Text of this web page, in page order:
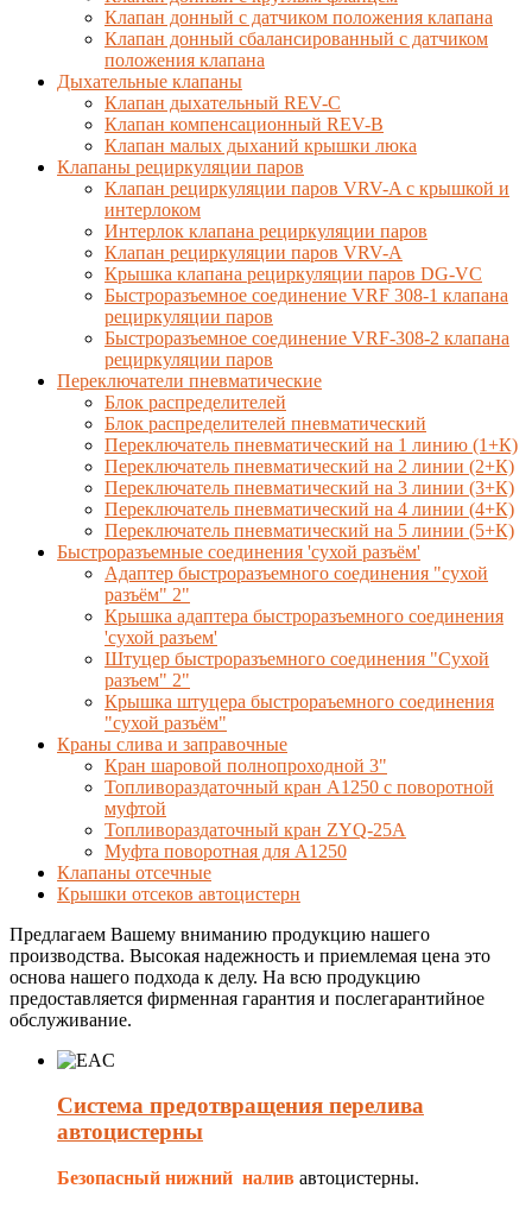
Клапан донный с датчиком положения клапана
Клапан донный сбалансированный с датчиком
положения клапана
Дыхательные клапаны
Клапан дыхательный REV-C
Клапан компенсационный REV-B
Клапан малых дыханий крышки люка
Клапаны рециркуляции паров
Клапан рециркуляции паров VRV-A с крышкой и
интерлоком
Интерлок клапана рециркуляции паров
Клапан рециркуляции паров VRV-A
Крышка клапана рециркуляции паров DG-VC
Быстроразъемное соединение VRF 308-1 клапана
рециркуляции паров
Быстроразъемное соединение VRF-308-2 клапана
рециркуляции паров
Переключатели пневматические
Блок распределителей
Блок распределителей пневматический
Переключатель пневматический на 1 линию (1+К)
Переключатель пневматический на 2 линии (2+К)
Переключатель пневматический на 3 линии (3+К)
Переключатель пневматический на 4 линии (4+К)
Переключатель пневматический на 5 линии (5+К)
Быстроразъемные соединения 'сухой разъём'
Адаптер быстроразъемного соединения "сухой
разъём" 2"
Крышка адаптера быстроразъемного соединения
'сухой разъем'
Штуцер быстроразъемного соединения "Сухой
разъем" 2"
Крышка штуцера быстрораъемного соединения
"сухой разъём"
Краны слива и заправочные
Кран шаровой полнопроходной 3"
Топливораздаточный кран A1250 с поворотной
муфтой
Топливораздаточный кран ZYQ-25A
Муфта поворотная для А1250
Клапаны отсечные
Крышки отсеков автоцистерн
Предлагаем Вашему вниманию продукцию нашего
производства. Высокая надежность и приемлемая цена это
основа нашего подхода к делу. На всю продукцию
предоставляется фирменная гарантия и послегарантийное
обслуживание.
Система предотвращения перелива
автоцистерны
Безопасный нижний налив автоцистерны.